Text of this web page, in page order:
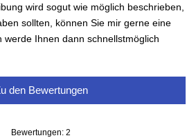
wird sogut wie möglich beschrieben,
sollten, können Sie mir gerne eine
werde Ihnen dann schnellstmöglich
den Bewertungen
Bewertungen: 2